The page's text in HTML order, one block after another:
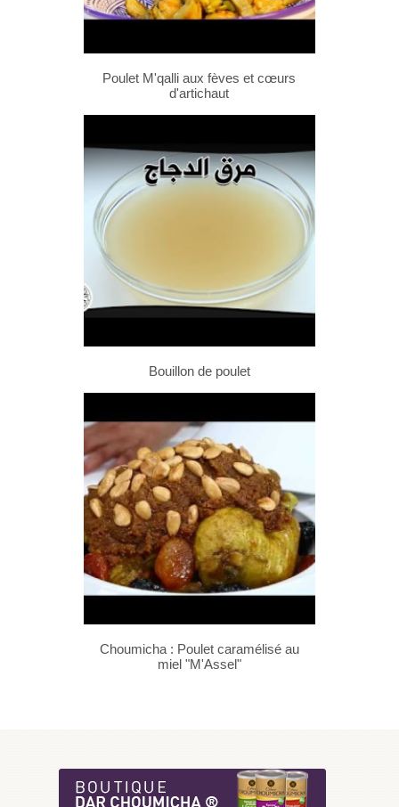
Poulet M'qalli aux fèves et cœurs
d'artichaut
Bouillon de poulet
Choumicha : Poulet caramélisé au
miel "M'Assel"